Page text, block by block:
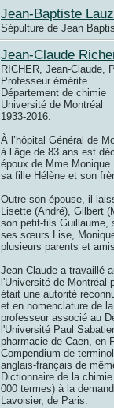
Jean-Baptiste
Sépulture de Jean
Jean-Claude
RICHER, Jean-Claude,
Professeur émérite
Département de chimie
Université de Montréal
1933-2016.
À l’hôpital Général de
à l’âge de 83 ans est
époux de Mme
sa fille Hélène et son
Outre son épouse, il
Lisette (André), Gilbert
son petit-fils Guillaume,
ses sœurs Lise,
plusieurs parents et
Jean-Claude a travaillé
l'Université de Montréal
était une autorité
et en nomenclature de
professeur associé au
l'Université Paul
pharmacie de Caen, en
Compendium de
anglais-français de
Dictionnaire de la
000 termes) à la
Lavoisier, de Paris.